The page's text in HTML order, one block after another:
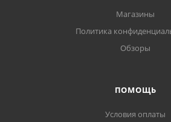
Магазины
Политика
Обзоры
ПОМОЩЬ
Условия оплаты